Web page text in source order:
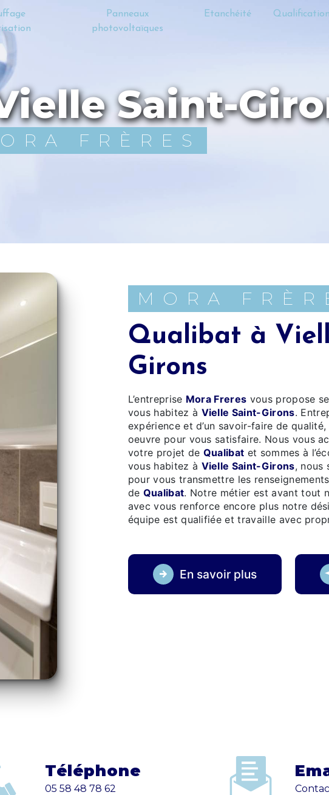
Panneaux
photovoltaïques
Etanchéité
Saint-
MORA FRÈRES
MORA
Qualibat à Vielle Saint-
Girons
L’entreprise Mora Freres vous propose
vous habitez à Vielle Saint-Girons.
expérience et d’un savoir-faire de
oeuvre pour vous satisfaire. Nous vous
votre projet de Qualibat et sommes à
vous habitez à Vielle Saint-Girons, nous
pour vous transmettre les
de Qualibat. Notre métier est avant tout
avec vous renforce encore plus notre
équipe est qualifiée et travaille avec
En savoir plus
Téléphone
05 58 48 78 62